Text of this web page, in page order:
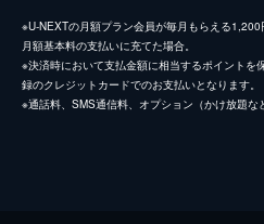
※U-NEXTの月額プラン会員が毎月もらえる
月額基本料の支払いに充てた場合。
※決済時において支払金額に相当するポイントを
録のクレジットカードでのお支払いとなります。
※通話料、SMS通信料、オプション（かけ放題な